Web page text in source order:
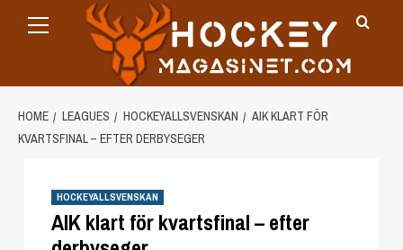
Menu
HOME LEAGUES HOCKEYALLSVENSKAN
AIK KLART FÖR
KVARTSFINAL – EFTER DERBYSEGER
HOCKEYALLSVENSKAN
AIK klart för kvartsfinal – efter